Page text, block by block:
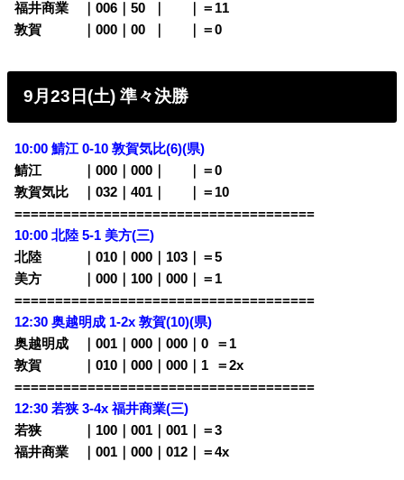
福井商業 ｜006｜50
｜＝11
敦賀 ｜000｜00
｜＝0
9月23日(土) 準々決勝
10:00 鯖江 0-10 敦賀気比(6)(県)
鯖江 ｜000｜000｜
｜＝0
敦賀気比 ｜032｜401｜
｜＝10
=====================================
10:00 北陸 5-1 美方(三)
北陸 ｜010｜000｜103｜＝5
美方 ｜000｜100｜000｜＝1
=====================================
12:30 奥越明成 1-2x 敦賀(10)(県)
奥越明成 ｜001｜000｜000｜0
＝1
敦賀 ｜010｜000｜000｜1
＝2x
=====================================
12:30若狭 3-4x 福井商業(三)
若狭 ｜100｜001｜001｜＝3
福井商業 ｜001｜000｜012｜＝4x